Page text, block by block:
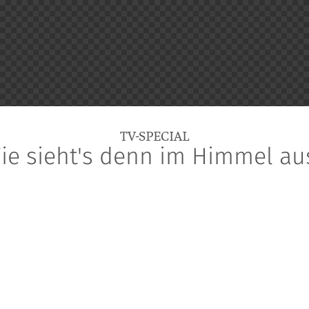
TV-SPECIAL
sieht's denn im Himmel